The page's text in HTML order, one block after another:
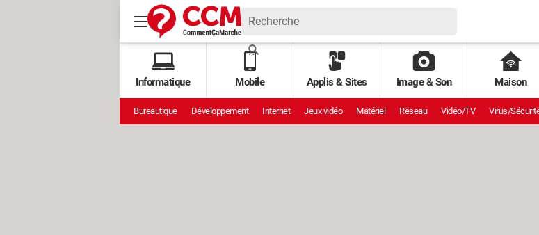
Informatique Mobile Applis & Sites Image & Son Maison
Bureautique Développement Internet Jeux vidéo Matériel Réseau Vidéo/TV Virus/